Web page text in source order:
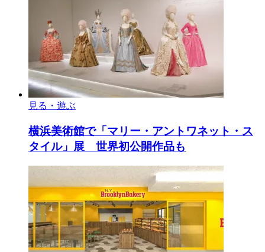
見る・遊ぶ
横浜美術館で「マリー・アントワネット・ス
タイル」展 世界初公開作品も